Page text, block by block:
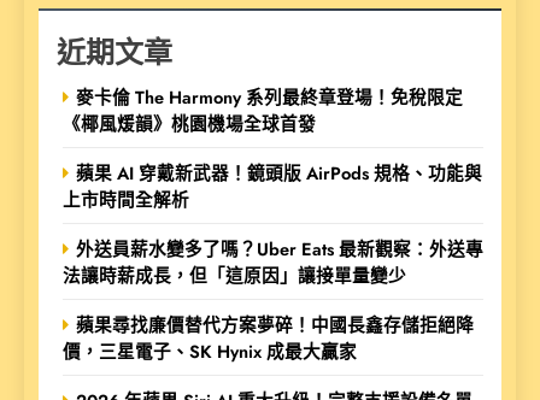
近期文章
麥卡倫 The Harmony 系列最終章登場！免稅限定
《椰風煖韻》桃園機場全球首發
蘋果 AI 穿戴新武器！鏡頭版 AirPods 規格、功能與
上市時間全解析
外送員薪水變多了嗎？Uber Eats 最新觀察：外送專
法讓時薪成長，但「這原因」讓接單量變少
蘋果尋找廉價替代方案夢碎！中國長鑫存儲拒絕降
價，三星電子、SK Hynix 成最大贏家